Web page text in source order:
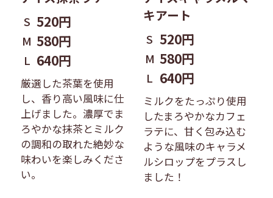
S 520円
M 580円
L 640円
厳選した茶葉を使用
し、香り高い風味に仕
上げました。濃厚でま
ろやかな抹茶とミルク
の調和の取れた絶妙な
味わいを楽しみくださ
い。
キアート
S 520円
M 580円
L 640円
ミルクをたっぷり使用
したまろやかなカフェ
ラテに、甘く包み込む
ような風味のキャラメ
ルシロップをプラスし
ました！